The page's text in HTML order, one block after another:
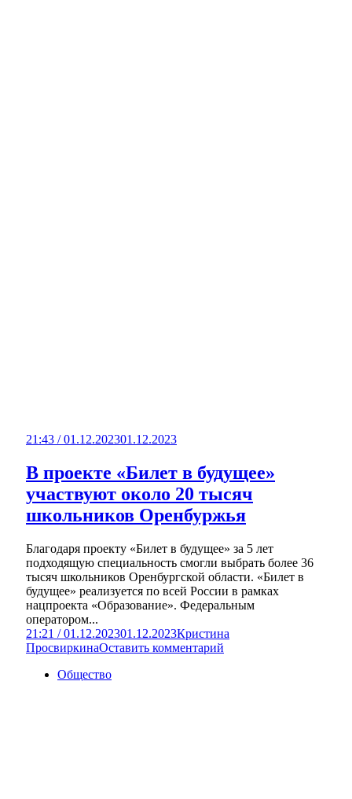
21:43 / 01.12.202301.12.2023
В проекте «Билет в будущее»
участвуют около 20 тысяч
школьников Оренбуржья
Благодаря проекту «Билет в будущее» за 5 лет
подходящую специальность смогли выбрать более 36
тысяч школьников Оренбургской области. «Билет в
будущее» реализуется по всей России в рамках
нацпроекта «Образование». Федеральным
оператором...
21:21 / 01.12.202301.12.2023Кристина
ПросвиркинаОставить комментарий
Общество